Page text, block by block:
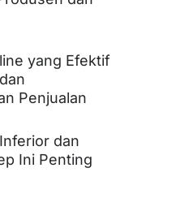
yang Efektif
Penjualan
dan
Ini Penting